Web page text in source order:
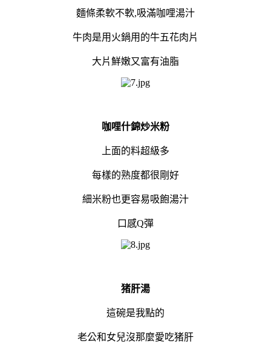
麵條柔軟不軟,吸滿咖哩湯汁
牛肉是用火鍋用的牛五花肉片
大片鮮嫩又富有油脂
咖哩什錦炒米粉
上面的料超級多
每樣的熟度都很剛好
細米粉也更容易吸飽湯汁
口感Q彈
猪肝湯
這碗是我點的
老公和女兒沒那麼愛吃猪肝